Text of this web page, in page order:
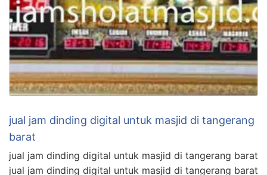
jual jam dinding digital untuk masjid di tangerang
barat
jual jam dinding digital untuk masjid di tangerang barat
jual jam dinding digital untuk masjid di tangerang barat